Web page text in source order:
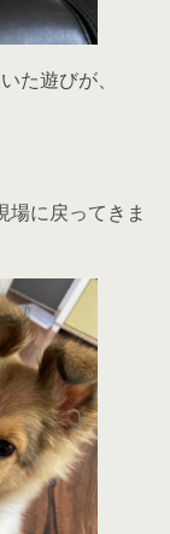
た遊びが、
場に戻ってきま